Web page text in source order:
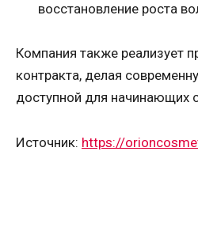
восстановление роста
Компания также реализует
контракта, делая
доступной для начинающих
Источник: https://